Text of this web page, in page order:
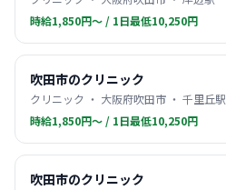
時給1,850円〜 / 1日最低10,250円
吹田市のクリニック
クリニック ・ 大阪府吹田市 ・ 千里丘駅
時給1,850円〜 / 1日最低10,250円
吹田市のクリニック